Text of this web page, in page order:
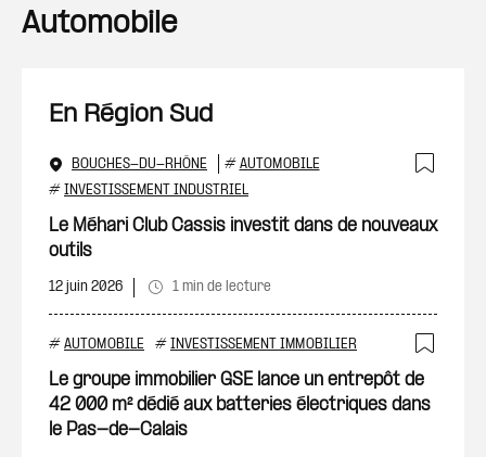
Automobile
En Région Sud
BOUCHES-DU-RHÔNE # AUTOMOBILE
# INVESTISSEMENT INDUSTRIEL
Le Méhari Club Cassis investit dans de nouveaux
outils
12 juin 2026 1 min de lecture
# AUTOMOBILE # INVESTISSEMENT IMMOBILIER
Le groupe immobilier GSE lance un entrepôt de
42 000 m² dédié aux batteries électriques dans
le Pas-de-Calais